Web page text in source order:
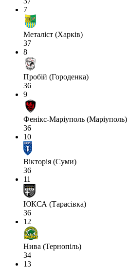
7
Металіст (Харків)
37
8
Пробій (Городенка)
36
9
Фенікс-Маріуполь (Маріуполь)
36
10
Вікторія (Суми)
36
11
ЮКСА (Тарасівка)
36
12
Нива (Тернопіль)
34
13